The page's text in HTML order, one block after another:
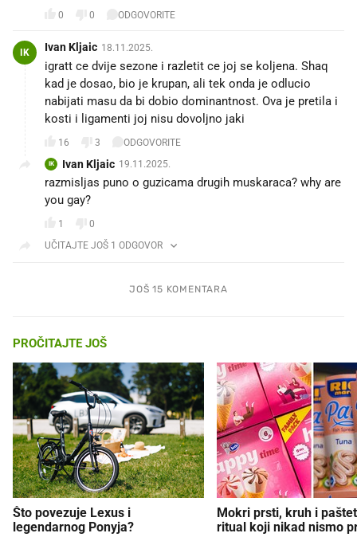
0 0 ODGOVORITE
IK Ivan Kljaic 18.11.2025.
igratt ce dvije sezone i razletit ce joj se koljena. Shaq
kad je dosao, bio je krupan, ali tek onda je odlucio
nabijati masu da bi dobio dominantnost. Ova je pretila i
kosti i ligamenti joj nisu dovoljno jaki
16 3 ODGOVORITE
IK Ivan Kljaic 19.11.2025.
razmisljas puno o guzicama drugih muskaraca? why are
you gay?
1
0
UČITAJTE JOŠ 1 ODGOVOR
JOŠ 15 KOMENTARA
PROČITAJTE JOŠ
Što povezuje Lexus i
legendarnog Ponyja?
Mokri prsti, kruh i
ritual koji nikad nismo